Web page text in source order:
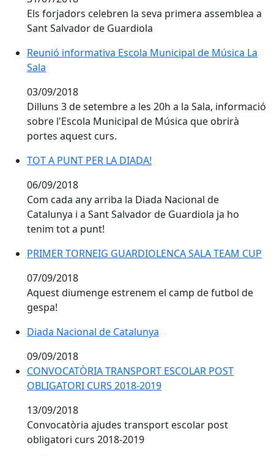
Els forjadors celebren la seva primera assemblea a
Sant Salvador de Guardiola
Reunió informativa Escola Municipal de Música La
Reunió informativa Escola Municipal de Música La
Sala
03/09/2018
Dilluns 3 de setembre a les 20h a la Sala, informació
sobre l'Escola Municipal de Música que obrirà
portes aquest curs.
TOT A PUNT PER LA DIADA!
TOT A PUNT PER LA DIADA!
06/09/2018
Com cada any arriba la Diada Nacional de
Catalunya i a Sant Salvador de Guardiola ja ho
tenim tot a punt!
PRIMER TORNEIG GUARDIOLENCA SALA TEAM CUP
PRIMER TORNEIG GUARDIOLENCA SALA TEAM CUP
07/09/2018
Aquest diumenge estrenem el camp de futbol de
gespa!
Diada Nacional de Catalunya
09/09/2018
CONVOCATÒRIA TRANSPORT ESCOLAR POST
OBLIGATORI CURS 2018-2019
13/09/2018
Convocatòria ajudes transport escolar post
obligatori curs 2018-2019